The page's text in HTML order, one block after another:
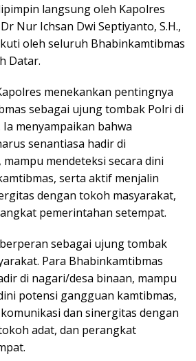
langsung oleh Kapolres
Nur Ichsan Dwi Septiyanto, S.H.,
oleh seluruh Bhabinkamtibmas
Datar.
menekankan pentingnya
sebagai ujung tombak Polri di
menyampaikan bahwa
senantiasa hadir di
mendeteksi secara dini
serta aktif menjalin
dengan tokoh masyarakat,
pemerintahan setempat.
sebagai ujung tombak
Para Bhabinkamtibmas
di nagari/desa binaan, mampu
potensi gangguan kamtibmas,
dan sinergitas dengan
adat, dan perangkat